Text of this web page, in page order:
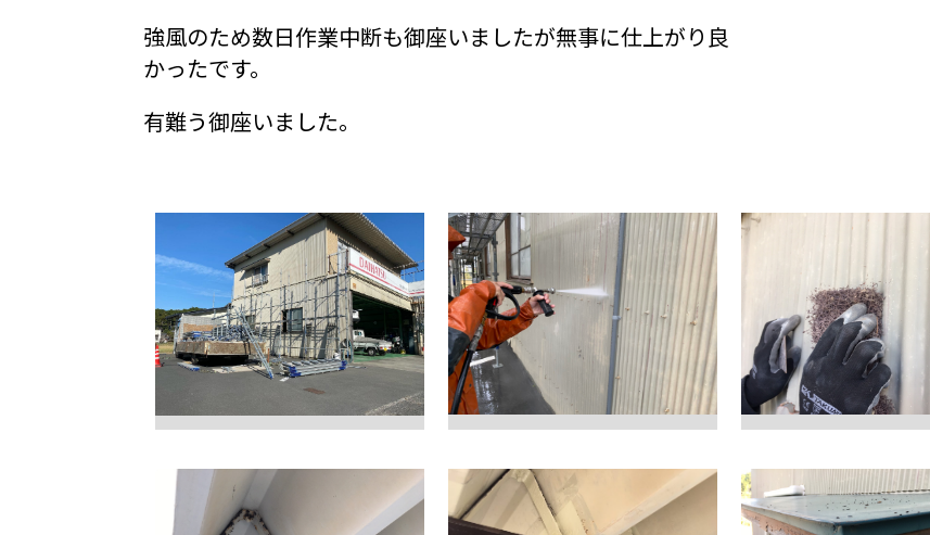
強風のため数日作業中断も御座いましたが無事に仕上がり良
かったです。
有難う御座いました。